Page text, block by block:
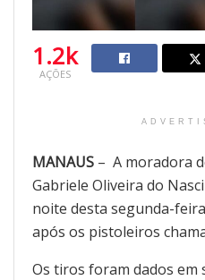
1.2k
AÇÕES
MANAUS – A moradora
Gabriele Oliveira do
noite desta segunda-
após os pistoleiros
Os tiros foram dados em